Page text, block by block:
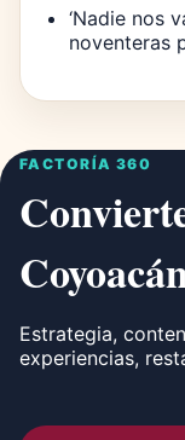
‘Nadie nos
noventeras
FACTORÍA 360
Estrategia,
experiencias,